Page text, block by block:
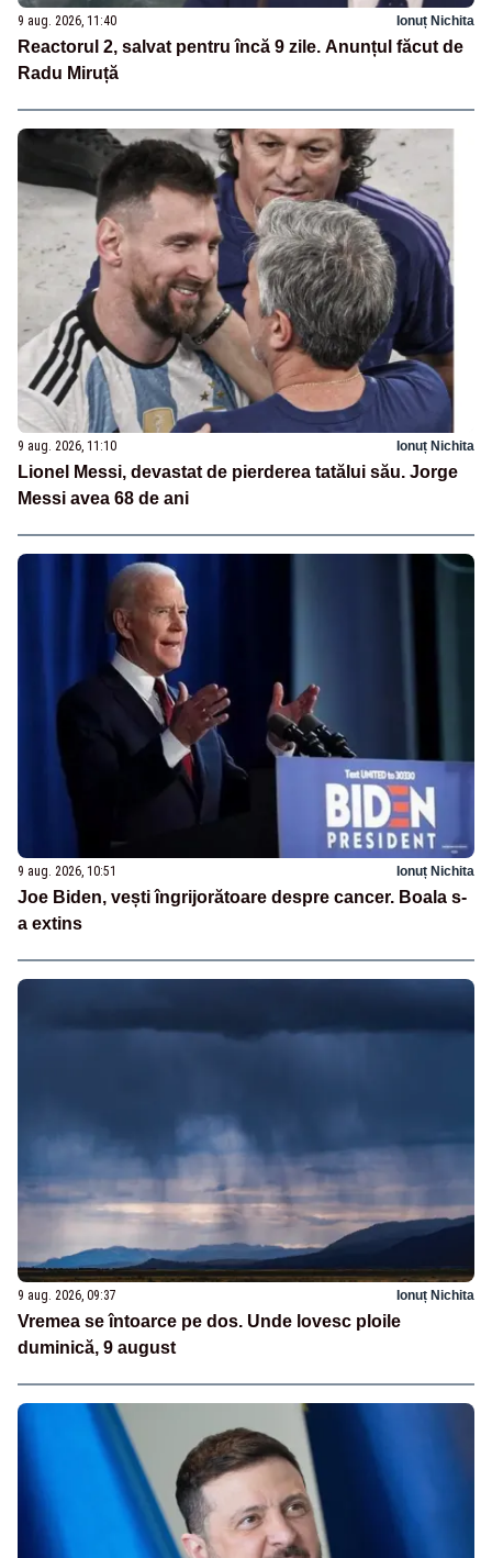
9 aug. 2026, 11:40 Ionuț Nichita
Reactorul 2, salvat pentru încă 9 zile. Anunțul făcut de
Radu Miruță
9 aug. 2026, 11:10 Ionuț Nichita
Lionel Messi, devastat de pierderea tatălui său. Jorge
Messi avea 68 de ani
9 aug. 2026, 10:51 Ionuț Nichita
Joe Biden, vești îngrijorătoare despre cancer. Boala s-
a extins
9 aug. 2026, 09:37 Ionuț Nichita
Vremea se întoarce pe dos. Unde lovesc ploile
duminică, 9 august